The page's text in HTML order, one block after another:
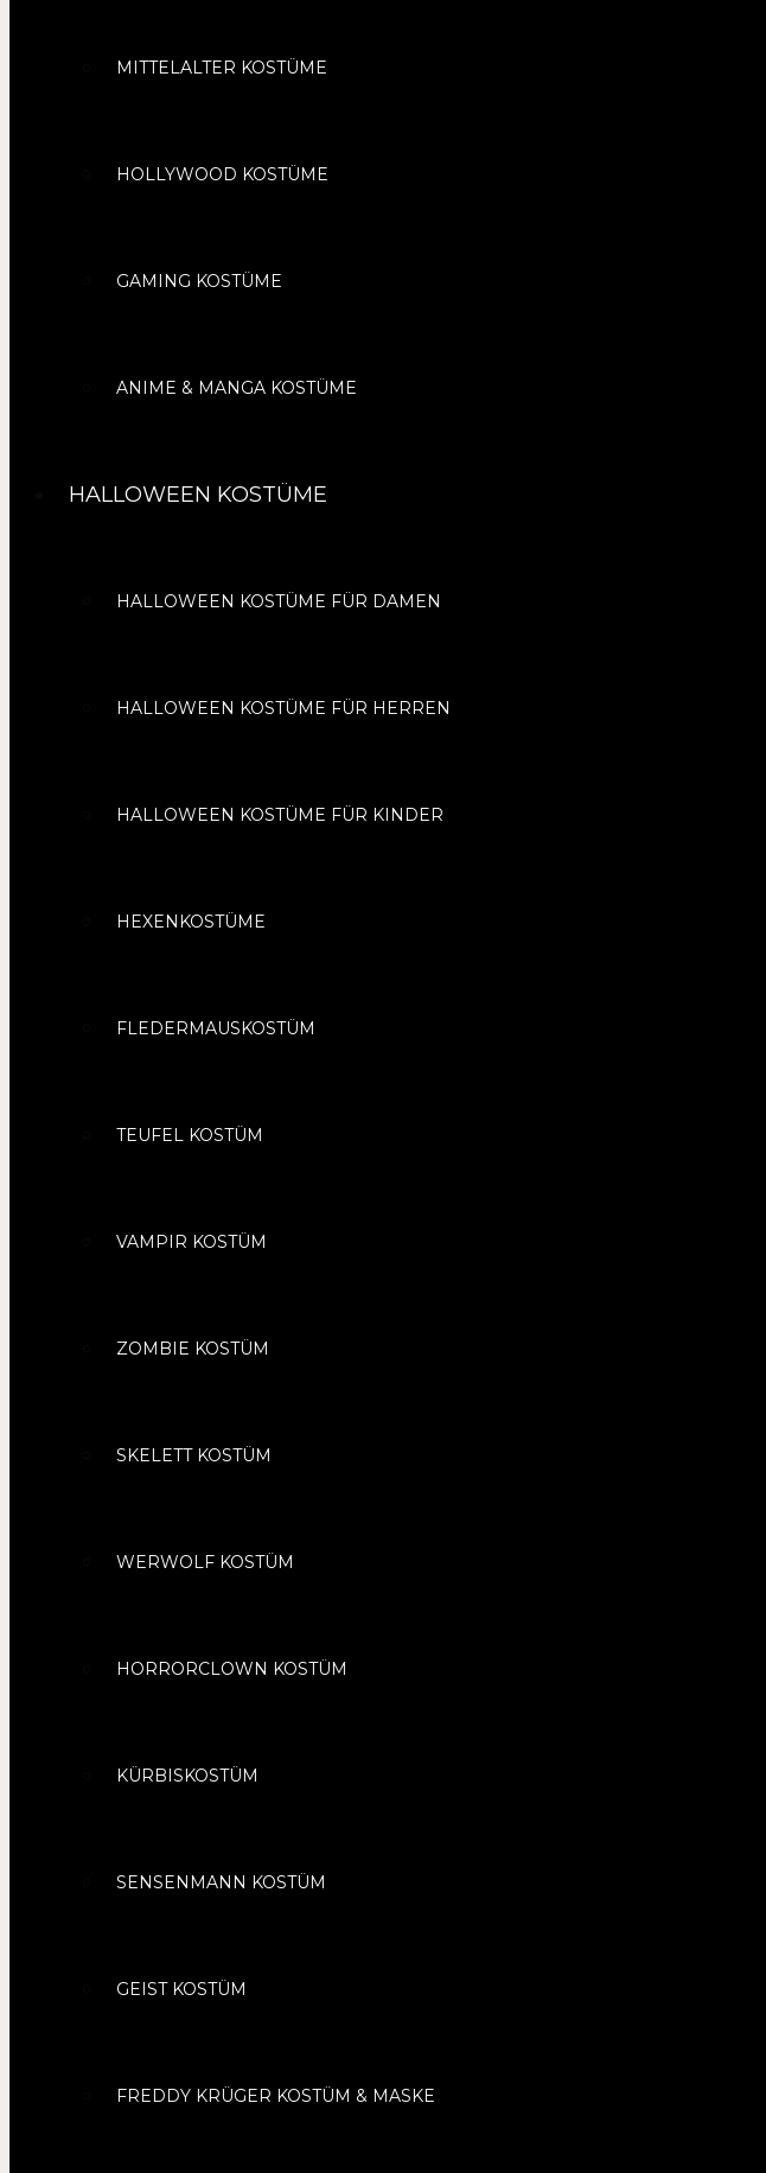
MITTELALTER KOSTÜME
HOLLYWOOD KOSTÜME
GAMING KOSTÜME
ANIME & MANGA KOSTÜME
HALLOWEEN KOSTÜME
HALLOWEEN KOSTÜME FÜR DAMEN
HALLOWEEN KOSTÜME FÜR HERREN
HALLOWEEN KOSTÜME FÜR KINDER
HEXENKOSTÜME
FLEDERMAUSKOSTÜM
TEUFEL KOSTÜM
VAMPIR KOSTÜM
ZOMBIE KOSTÜM
SKELETT KOSTÜM
WERWOLF KOSTÜM
HORRORCLOWN KOSTÜM
KÜRBISKOSTÜM
SENSENMANN KOSTÜM
GEIST KOSTÜM
FREDDY KRÜGER KOSTÜM & MASKE